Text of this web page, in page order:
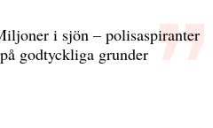
i sjön – polisaspiranter
godtyckliga grunder